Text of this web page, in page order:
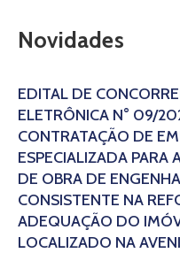
Novidades
EDITAL DE
ELETRÔNICA N° 09/
CONTRATAÇÃO DE
ESPECIALIZADA PARA
DE OBRA DE
CONSISTENTE NA
ADEQUAÇÃO DO
LOCALIZADO NA